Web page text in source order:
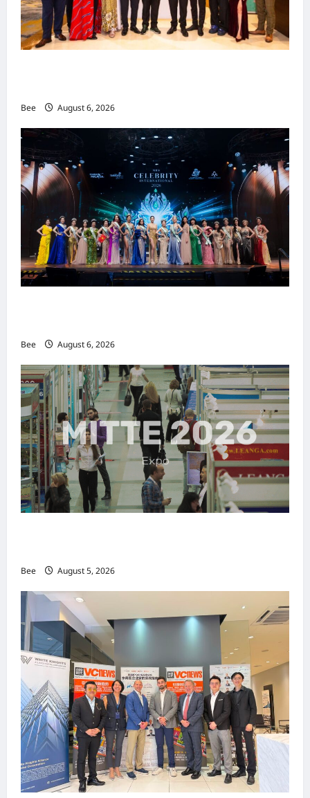
Bee August 6, 2026
Bee August 6, 2026
Bee August 5, 2026